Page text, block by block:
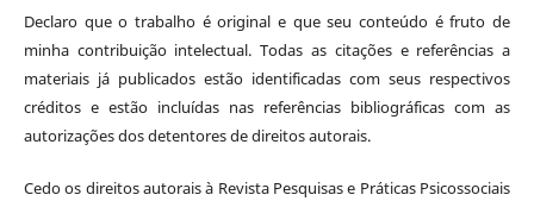
Declaro que o trabalho é original e que seu conteúdo é fruto de
minha contribuição intelectual. Todas as citações e referências a
materiais já publicados estão identificadas com seus respectivos
créditos e estão incluídas nas referências bibliográficas com as
autorizações dos detentores de direitos autorais.
Cedo os direitos autorais à Revista Pesquisas e Práticas Psicossociais